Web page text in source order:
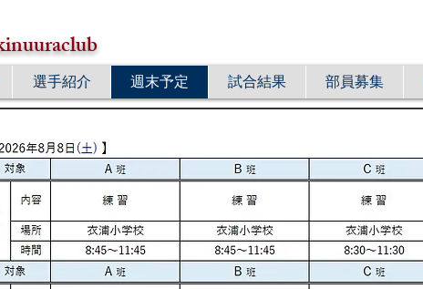
選手紹介 週末予定 試合結果 部員募集